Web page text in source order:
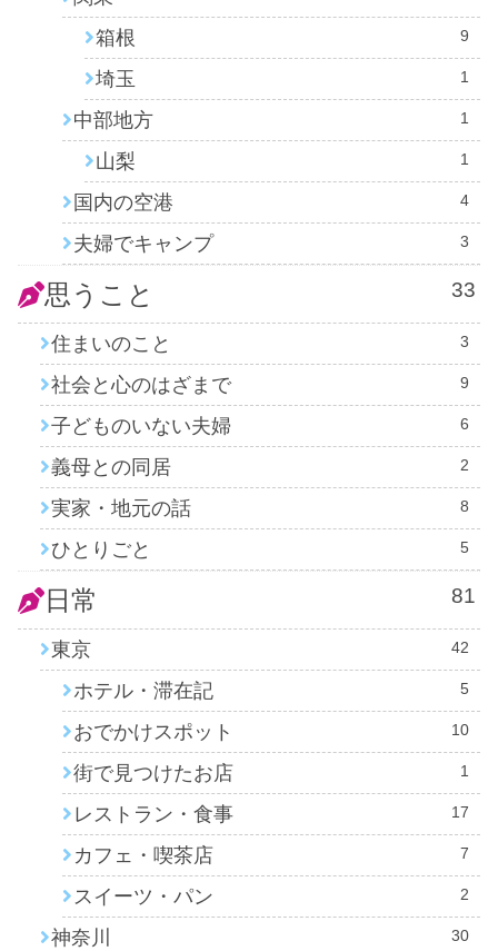
箱根 9
埼玉 1
中部地方 1
山梨 1
国内の空港 4
夫婦でキャンプ 3
思うこと 33
住まいのこと 3
社会と心のはざまで 9
子どものいない夫婦 6
義母との同居 2
実家・地元の話 8
ひとりごと 5
日常 81
東京 42
ホテル・滞在記 5
おでかけスポット 10
街で見つけたお店 1
レストラン・食事 17
カフェ・喫茶店 7
スイーツ・パン 2
神奈川 30